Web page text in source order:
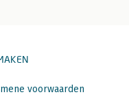
voorwaarden